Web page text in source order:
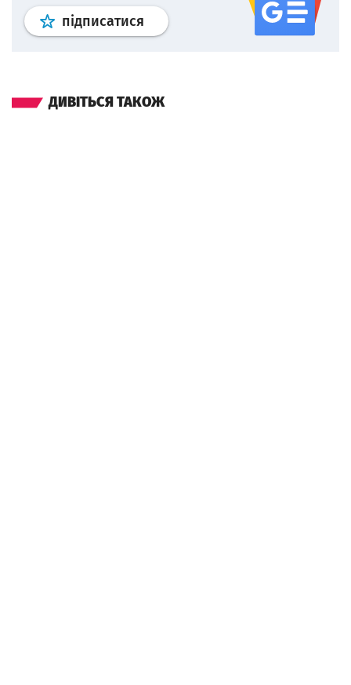
підписатися Профіль google news
ДИВІТЬСЯ ТАКОЖ